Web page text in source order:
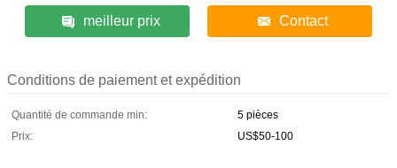
meilleur prix Contact
Conditions de paiement et expédition
Quantité de commande min:
5 pièces
Prix:
US$50-100